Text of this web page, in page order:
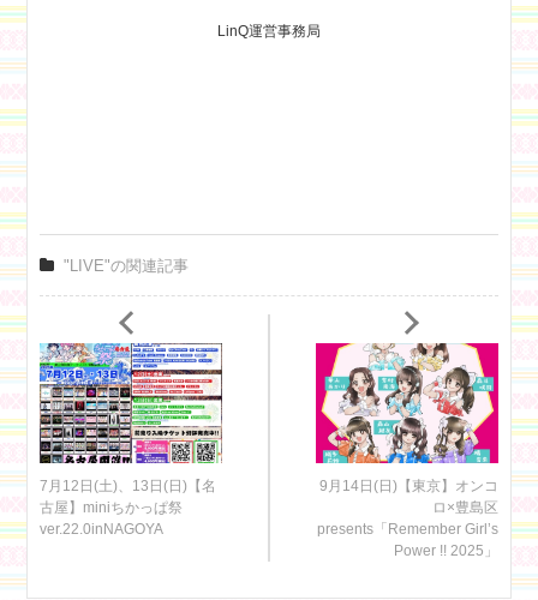
LinQ運営事務局
"LIVE"の関連記事
7月12日(土)、13日(日)【名
古屋】miniちかっぱ祭
ver.22.0inNAGOYA
9月14日(日)【東京】オンコ
ロ×豊島区
presents「Remember Girl’s
Power !! 2025」